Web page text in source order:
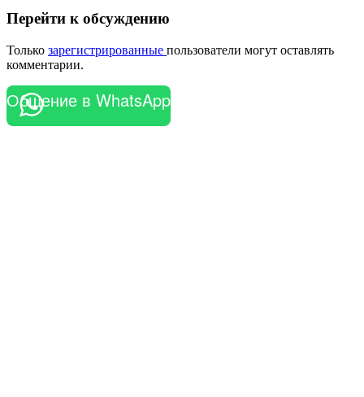
Перейти к обсуждению
Только зарегистрированные пользователи могут оставлять
комментарии.
Общение в WhatsApp